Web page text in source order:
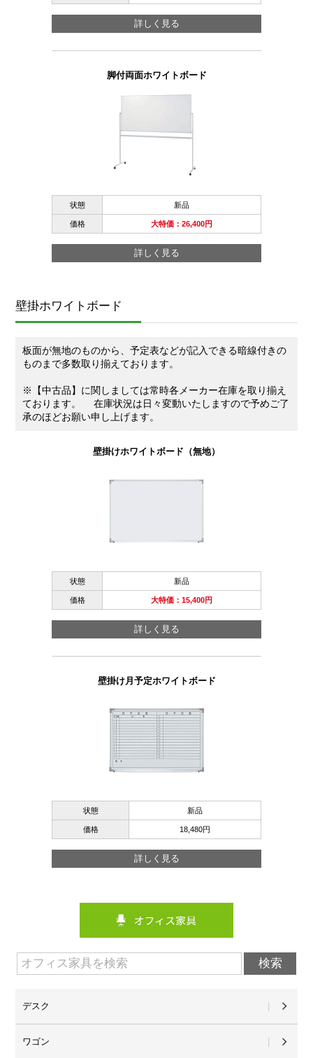
詳しく見る
脚付両面ホワイトボード
状態 新品
価格 大特価：26,400円
詳しく見る
壁掛ホワイトボード
板面が無地のものから、予定表などが記入できる暗線付きの
ものまで多数取り揃えております。
※【中古品】に関しましては常時各メーカー在庫を取り揃え
ております。 在庫状況は日々変動いたしますので予めご了
承のほどお願い申し上げます。
壁掛けホワイトボード（無地）
状態 新品
価格 大特価：15,400円
詳しく見る
壁掛け月予定ホワイトボード
状態 新品
価格 18,480円
詳しく見る
デスク
ワゴン